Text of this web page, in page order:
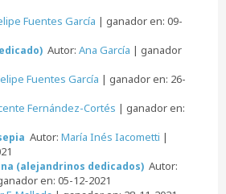
Fuentes García | ganador en: 09-
Autor: Ana García | ganador
Fuentes García | ganador en: 26-
Fernández-Cortés | ganador en:
Autor: María Inés Iacometti |
(alejandrinos dedicados) Autor:
en: 05-12-2021